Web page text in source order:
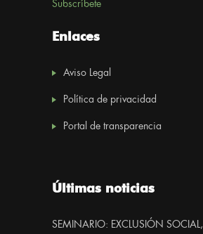
Subscríbete
Enlaces
Aviso Legal
Política de privacidad
Portal de transparencia
Últimas noticias
SEMINARIO: EXCLUSIÓN SOCIAL,